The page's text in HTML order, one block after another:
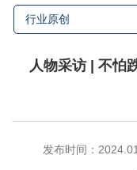
行业原创
人物采访 | 不怕
发布时间：